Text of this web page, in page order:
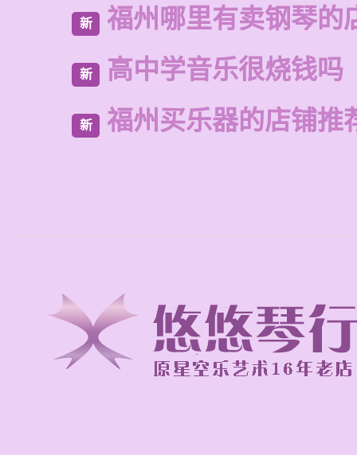
新 福州哪里有卖钢琴的
新 高中学音乐很烧钱吗
新 福州买乐器的店铺推